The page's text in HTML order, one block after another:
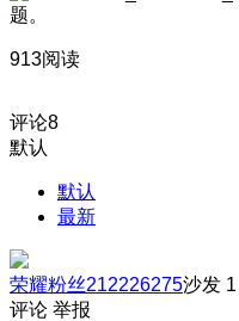
题。
913阅读
评论8
默认
默认
最新
荣耀粉丝212226275沙发 1
评论 举报